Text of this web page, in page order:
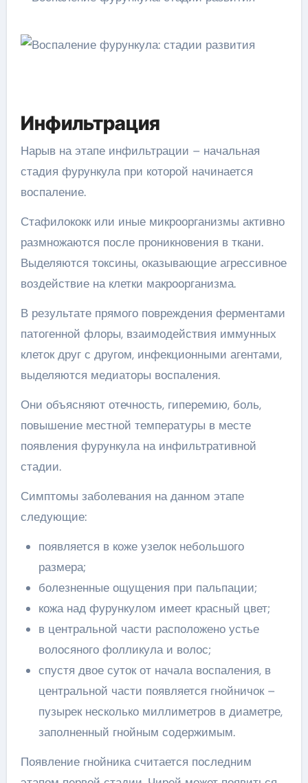
Инфильтрация
Нарыв на этапе инфильтрации – начальная
стадия фурункула при которой начинается
воспаление.
Стафилококк или иные микроорганизмы активно
размножаются после проникновения в ткани.
Выделяются токсины, оказывающие агрессивное
воздействие на клетки макроорганизма.
В результате прямого повреждения ферментами
патогенной флоры, взаимодействия иммунных
клеток друг с другом, инфекционными агентами,
выделяются медиаторы воспаления.
Они объясняют отечность, гиперемию, боль,
повышение местной температуры в месте
появления фурункула на инфильтративной
стадии.
Симптомы заболевания на данном этапе
следующие:
появляется в коже узелок небольшого
размера;
болезненные ощущения при пальпации;
кожа над фурункулом имеет красный цвет;
в центральной части расположено устье
волосяного фолликула и волос;
спустя двое суток от начала воспаления, в
центральной части появляется гнойничок –
пузырек несколько миллиметров в диаметре,
заполненный гнойным содержимым.
Появление гнойника считается последним